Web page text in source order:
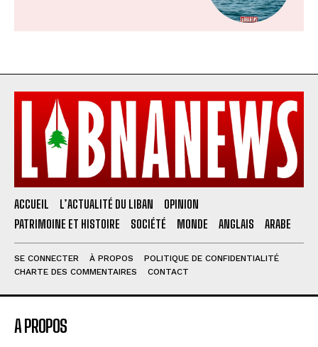
ACCUEIL L’ACTUALITÉ DU LIBAN
OPINION
PATRIMOINE ET HISTOIRE
SOCIÉTÉ MONDE ANGLAIS ARABE
SE CONNECTER À PROPOS
POLITIQUE DE CONFIDENTIALITÉ
CHARTE DES COMMENTAIRES
CONTACT
A PROPOS